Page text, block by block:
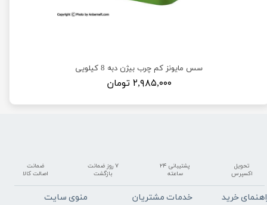
سس مایونز کم چرب بیژن دبه 8 کیلویی
۲,۹۸۵,۰۰۰ تومان
تحویل
اکسپرس
پشتیبانی ۲۴
ساعته
۷ روز ضمانت
بازگشت
ضمانت
اصالت کالا
خرید خدمات مشتریان منوی سایت